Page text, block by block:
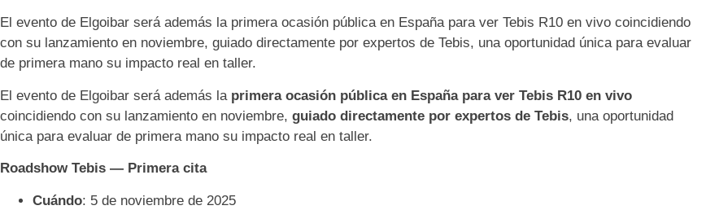
El evento de Elgoibar será además la primera ocasión pública en España para ver Tebis R10 en vivo coincidiendo
con su lanzamiento en noviembre, guiado directamente por expertos de Tebis, una oportunidad única para evaluar
de primera mano su impacto real en taller.
El evento de Elgoibar será además la primera ocasión pública en España para ver Tebis R10 en vivo
coincidiendo con su lanzamiento en noviembre, guiado directamente por expertos de Tebis, una oportunidad
única para evaluar de primera mano su impacto real en taller.
Roadshow Tebis — Primera cita
Cuándo: 5 de noviembre de 2025